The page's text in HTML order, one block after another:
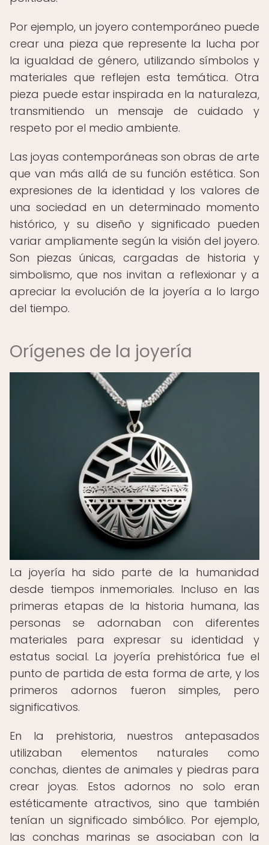
Por ejemplo, un joyero contemporáneo puede
crear una pieza que represente la lucha por
la igualdad de género, utilizando símbolos y
materiales que reflejen esta temática. Otra
pieza puede estar inspirada en la naturaleza,
transmitiendo un mensaje de cuidado y
respeto por el medio ambiente.
Las joyas contemporáneas son obras de arte
que van más allá de su función estética. Son
expresiones de la identidad y los valores de
una sociedad en un determinado momento
histórico, y su diseño y significado pueden
variar ampliamente según la visión del joyero.
Son piezas únicas, cargadas de historia y
simbolismo, que nos invitan a reflexionar y a
apreciar la evolución de la joyería a lo largo
del tiempo.
Orígenes de la joyería
La joyería ha sido parte de la humanidad
desde tiempos inmemoriales. Incluso en las
primeras etapas de la historia humana, las
personas se adornaban con diferentes
materiales para expresar su identidad y
estatus social. La joyería prehistórica fue el
punto de partida de esta forma de arte, y los
primeros adornos fueron simples, pero
significativos.
En la prehistoria, nuestros antepasados
utilizaban elementos naturales como
conchas, dientes de animales y piedras para
crear joyas. Estos adornos no solo eran
estéticamente atractivos, sino que también
tenían un significado simbólico. Por ejemplo,
las conchas marinas se asociaban con la